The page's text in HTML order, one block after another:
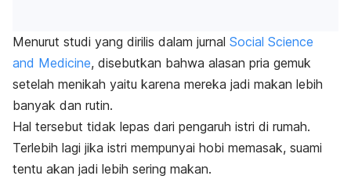
Menurut studi yang dirilis dalam jurnal Social Science
and Medicine, disebutkan bahwa alasan pria gemuk
setelah menikah yaitu karena mereka jadi makan lebih
banyak dan rutin.
Hal tersebut tidak lepas dari pengaruh istri di rumah.
Terlebih lagi jika istri mempunyai hobi memasak, suami
tentu akan jadi lebih sering makan.